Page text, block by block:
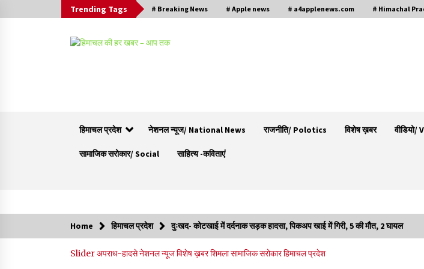
Trending Tags # Breaking News # Apple news # a4applenews.com # Himachal
हिमाचल प्रदेश नेशनल न्यूज/ National News राजनीति/ Polotics विशेष ख़बर
सामाजिक सरोकार/ Social साहित्य -कविताएं
दिवस समारोह, CM सुक्खू करेंगे ध्वजारोहण
Home हिमाचल प्रदेश दुःखद- कोटखाई में दर्दनाक सड़क हादसा, पिकअप खाई में गिरी, 5 की मौत, 2 घायल
Sliderअपराध-हादसेनेशनल न्यूजविशेष ख़बरशिमलासामाजिक सरोकारहिमाचल प्रदेश